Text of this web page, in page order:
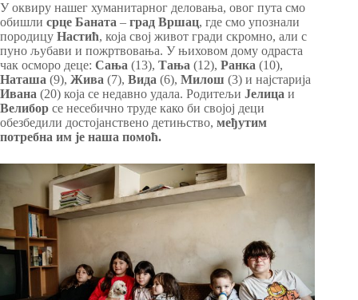
У оквиру нашег хуманитарног деловања, овог пута смо
обишли срце Баната – град Вршац, где смо упознали
породицу Настић, која свој живот гради скромно, али с
пуно љубави и пожртвовања. У њиховом дому одраста
чак осморо деце: Сања (13), Тања (12), Ранка (10),
Наташа (9), Жива (7), Вида (6), Милош (3) и најстарија
Ивана (20) која се недавно удала. Родитељи Јелица и
Велибор се несебично труде како би својој деци
обезбедили достојанствено детињство, међутим
потребна им је наша помоћ.